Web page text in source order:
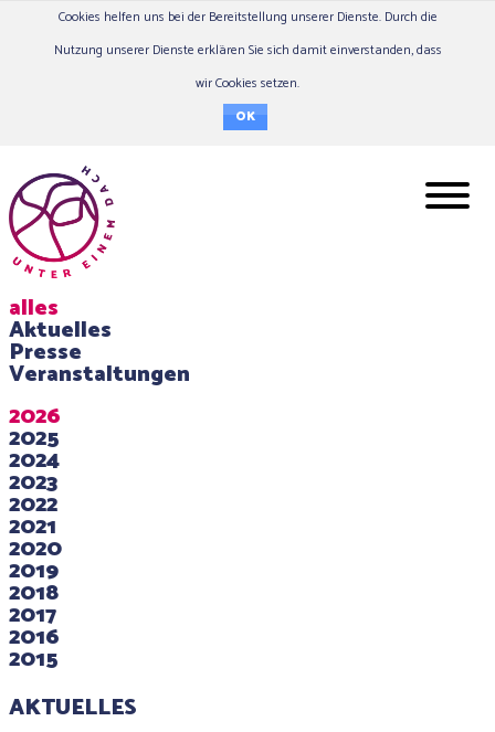
Cookies helfen uns bei der Bereitstellung unserer Dienste. Durch die
Nutzung unserer Dienste erklären Sie sich damit einverstanden, dass
wir Cookies setzen.
OK
alles
Aktuelles
Presse
Veranstaltungen
2026
2025
2024
2023
2022
2021
2020
2019
2018
2017
2016
2015
AKTUELLES